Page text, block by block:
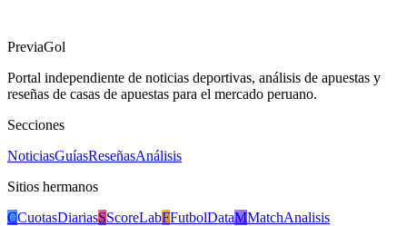
PreviaGol
Portal independiente de noticias deportivas, análisis de apuestas y
reseñas de casas de apuestas para el mercado peruano.
Secciones
NoticiasGuíasReseñasAnálisis
Sitios hermanos
CCuotasDiariasSScoreLabFFutbolDataMMatchAnalisis